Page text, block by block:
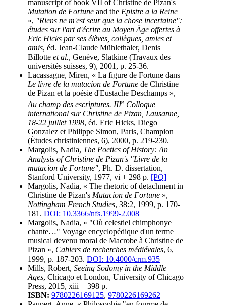
manuscript of book VII of Christine de Pizan's
Mutation de Fortune and the Epistre a la Reine
», "Riens ne m'est seur que la chose incertaine":
études sur l'art d'écrire au Moyen Âge offertes à
Eric Hicks par ses élèves, collègues, amies et
amis, éd. Jean-Claude Mühlethaler, Denis
Billotte et al., Genève, Slatkine (Travaux des
universités suisses, 9), 2001, p. 25-36.
Lacassagne, Miren, « La figure de Fortune dans
Le livre de la mutacion de Fortune de Christine
de Pizan et la poésie d'Eustache Deschamps »,
Au champ des escriptures. IIIe Colloque
international sur Christine de Pizan, Lausanne,
18-22 juillet 1998, éd. Eric Hicks, Diego
Gonzalez et Philippe Simon, Paris, Champion
(Études christiniennes, 6), 2000, p. 219-230.
Margolis, Nadia, The Poetics of History: An
Analysis of Christine de Pizan's "Livre de la
mutacion de Fortune", Ph. D. dissertation,
Stanford University, 1977, vi + 298 p. [PQ]
Margolis, Nadia, « The rhetoric of detachment in
Christine de Pizan's Mutacion de Fortune »,
Nottingham French Studies, 38:2, 1999, p. 170-
181. DOI: 10.3366/nfs.1999-2.008
Margolis, Nadia, « "Où celestiel chimphonye
chante…" Voyage encyclopédique d'un terme
musical devenu moral de Macrobe à Christine de
Pizan », Cahiers de recherches médiévales, 6,
1999, p. 187-203. DOI: 10.4000/crm.935
Mills, Robert, Seeing Sodomy in the Middle
Ages, Chicago et London, University of Chicago
Press, 2015, xiii + 398 p.
ISBN: 9780226169125, 9780226169262